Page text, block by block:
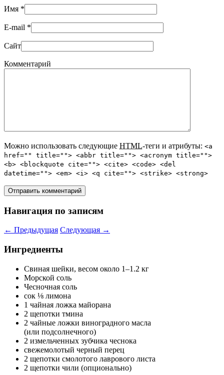
Имя *
E-mail *
Сайт
Комментарий
Можно использовать следующие HTML-теги и атрибуты: <a
href="" title=""> <abbr title=""> <acronym title="">
<b> <blockquote cite=""> <cite> <code> <del
datetime=""> <em> <i> <q cite=""> <strike> <strong>
Навигация по записям
← Предыдущая Следующая →
Ингредиенты
Свиная шейки, весом около 1–1.2 кг
Морской соль
Чесночная соль
сок ⅛ лимона
1 чайная ложка майорана
2 щепотки тмина
2 чайные ложки виноградного масла
(или подсолнечного)
2 измельченных зубчика чеснока
свежемолотый черный перец
2 щепотки смолотого лаврового листа
2 щепотки чили (опционально)